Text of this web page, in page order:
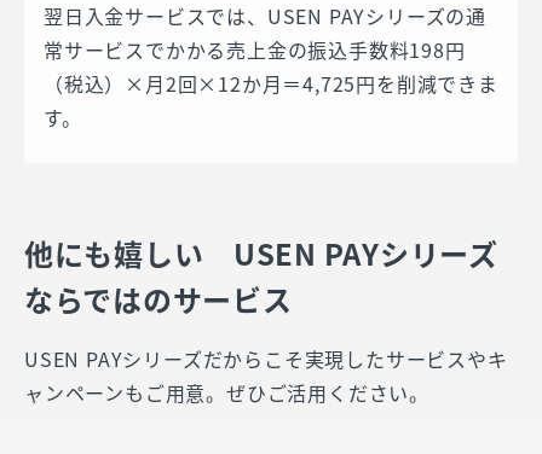
翌日入金サービスでは、USEN PAYシリーズの通
常サービスでかかる売上金の振込手数料198円
（税込）×月2回×12か月＝4,725円を削減できま
す。
他にも嬉しい USEN PAYシリーズ
ならではのサービス
USEN PAYシリーズだからこそ実現したサービスやキ
ャンペーンもご用意。ぜひご活用ください。